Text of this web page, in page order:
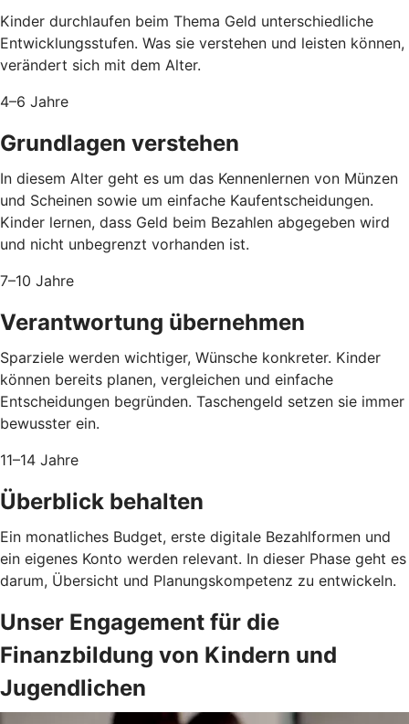
Kinder durchlaufen beim Thema Geld unterschiedliche
Entwicklungsstufen. Was sie verstehen und leisten können,
verändert sich mit dem Alter.
4–6 Jahre
Grundlagen verstehen
In diesem Alter geht es um das Kennenlernen von Münzen
und Scheinen sowie um einfache Kaufentscheidungen.
Kinder lernen, dass Geld beim Bezahlen abgegeben wird
und nicht unbegrenzt vorhanden ist.
7–10 Jahre
Verantwortung übernehmen
Sparziele werden wichtiger, Wünsche konkreter. Kinder
können bereits planen, vergleichen und einfache
Entscheidungen begründen. Taschengeld setzen sie immer
bewusster ein.
11–14 Jahre
Überblick behalten
Ein monatliches Budget, erste digitale Bezahlformen und
ein eigenes Konto werden relevant. In dieser Phase geht es
darum, Übersicht und Planungskompetenz zu entwickeln.
Unser Engagement für die
Finanzbildung von Kindern und
Jugendlichen